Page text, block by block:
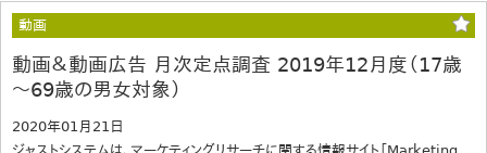
動画
動画＆動画広告 月次定点調査 2019年12月度（17歳
～69歳の男女対象）
2020年01月21日